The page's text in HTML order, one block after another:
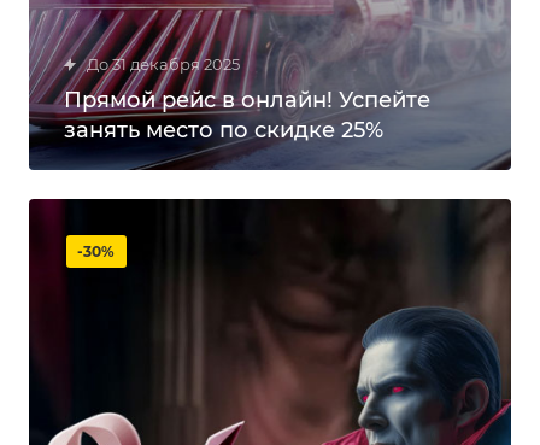
до 31 декабря 2025
Прямой рейс в онлайн! Успейте
занять место по скидке 25%
-30%